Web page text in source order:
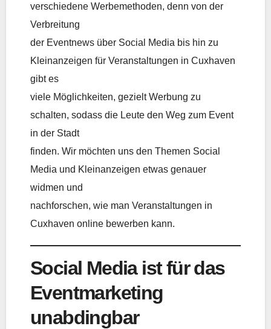
verschiedene Werbemethoden, denn von der
Verbreitung
der Eventnews über Social Media bis hin zu
Kleinanzeigen für Veranstaltungen in Cuxhaven
gibt es
viele Möglichkeiten, gezielt Werbung zu
schalten, sodass die Leute den Weg zum Event
in der Stadt
finden. Wir möchten uns den Themen Social
Media und Kleinanzeigen etwas genauer
widmen und
nachforschen, wie man Veranstaltungen in
Cuxhaven online bewerben kann.
Social Media ist für das
Eventmarketing
unabdingbar